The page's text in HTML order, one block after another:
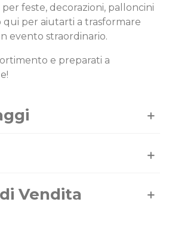
feste, decorazioni, palloncini
qui per aiutarti a trasformare
evento straordinario.
e preparati a
Vendita